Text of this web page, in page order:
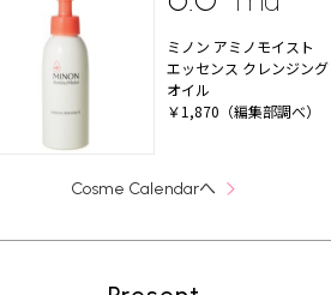
ミノン アミノモイスト
エッセンス クレンジング
オイル
￥1,870（編集部調べ）
Cosme Calendarへ